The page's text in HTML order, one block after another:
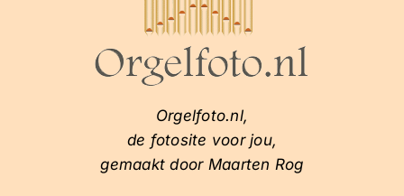
Orgelfoto.nl,
de fotosite voor jou,
gemaakt door Maarten Rog